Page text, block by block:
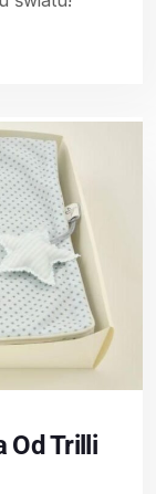
Od Trilli